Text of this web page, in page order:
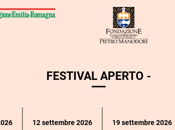
FESTIVAL APERTO -
12 settembre 2026 19 settembre 2026